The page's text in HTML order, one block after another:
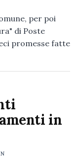
per poi
di Poste
promesse fatte
in